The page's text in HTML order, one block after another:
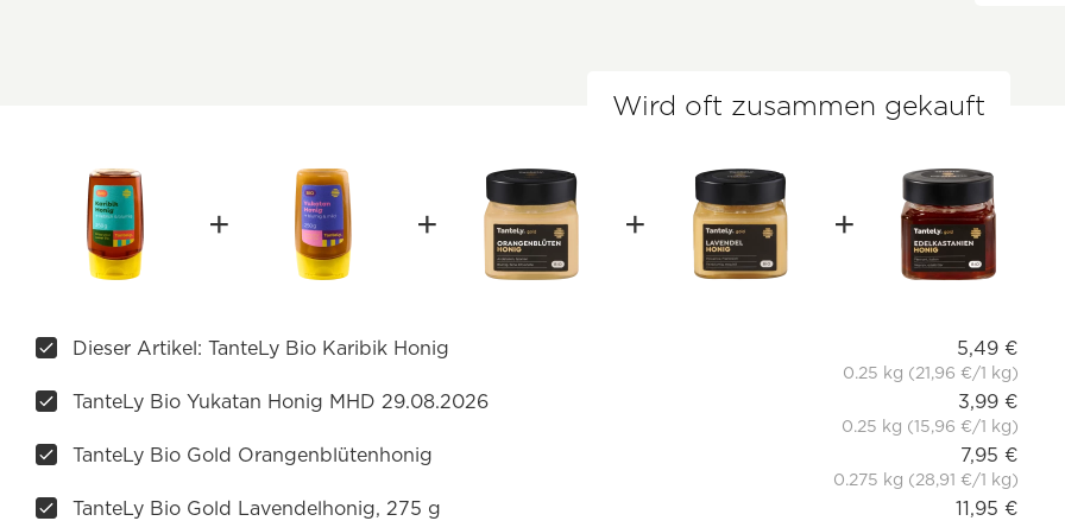
Wird oft zusammen gekauft
Dieser Artikel: TanteLy Bio Karibik Honig 5,49 €
0.25 kg (21,96 €/1 kg)
TanteLy Bio Yukatan Honig MHD 29.08.2026 3,99 €
0.25 kg (15,96 €/1 kg)
TanteLy Bio Gold Orangenblütenhonig 7,95 €
0.275 kg (28,91 €/1 kg)
TanteLy Bio Gold Lavendelhonig, 275 g 11,95 €